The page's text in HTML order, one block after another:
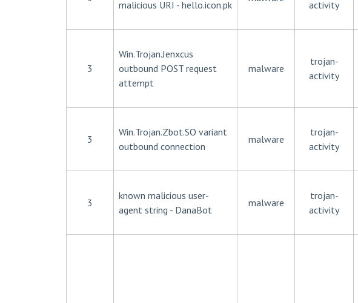
malicious URI - hello.icon.pk
activity
3
Win.Trojan.Jenxcus
outbound POST request
attempt
malware
trojan-
activity
3
Win.Trojan.Zbot.SO variant
outbound connection
malware
trojan-
activity
3
known malicious user-
agent string - DanaBot
malware
trojan-
activity